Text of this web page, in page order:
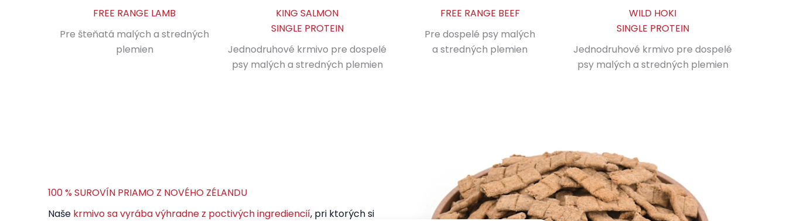
FREE RANGE LAMB
Pre šteňatá malých a stredných
plemien
KING SALMON
SINGLE PROTEIN
Jednodruhové krmivo pre dospelé
psy malých a stredných plemien
FREE RANGE BEEF
Pre dospelé psy malých
a stredných plemien
WILD HOKI
SINGLE PROTEIN
Jednodruhové krmivo pre dospelé
psy malých a stredných plemien
100 % SUROVÍN PRIAMO Z NOVÉHO ZÉLANDU
Naše krmivo sa vyrába výhradne z poctivých ingrediencií, pri ktorých si